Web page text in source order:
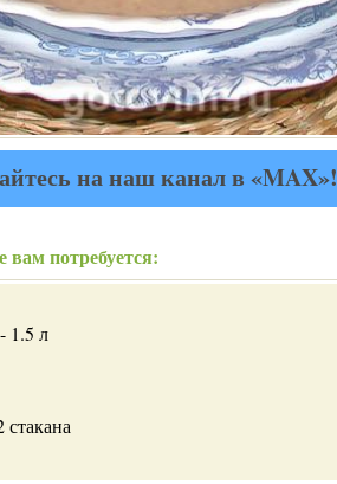
на наш канал в «MAX»!
потребуется:
1.5 л